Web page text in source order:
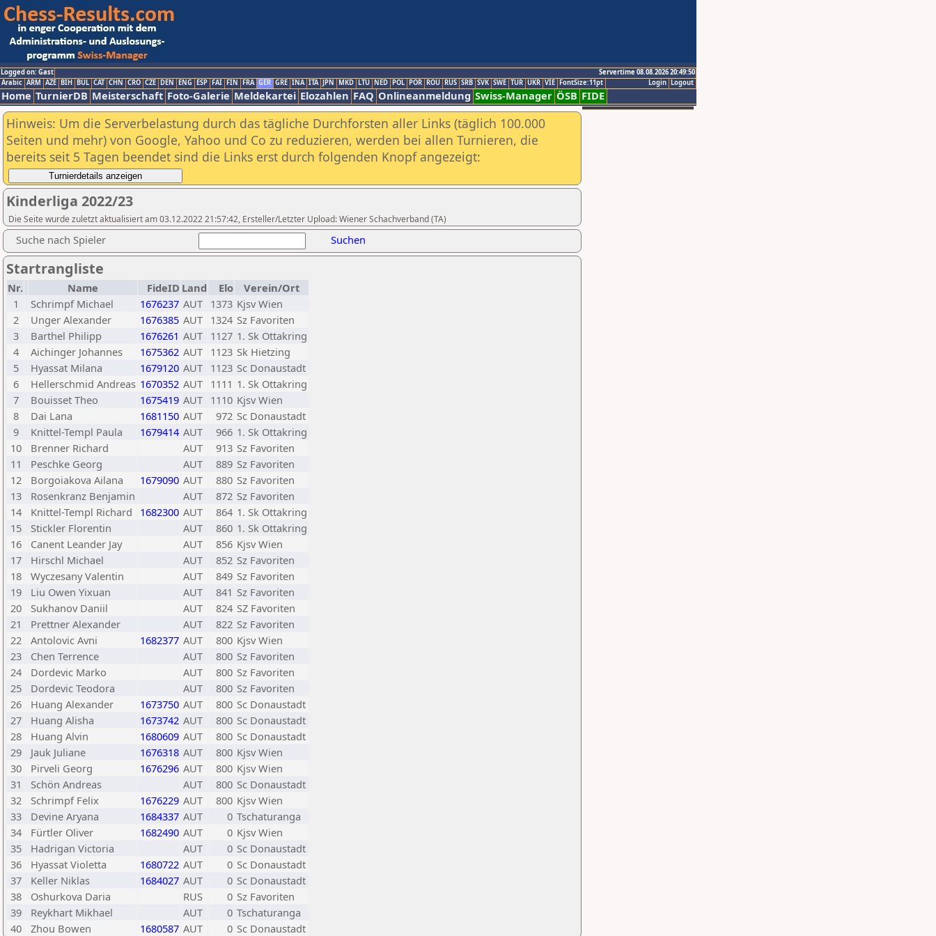
Logged on: Gast
Servertime 08.08.2026 20:49:50
Logout
Login
Arabic ARM AZE BIH BUL CAT CHN CRO CZE DEN ENG ESP FAI FIN FRA GER GRE INA ITA JPN MKD LTU NED POL POR ROU RUS SRB SVK SWE TUR UKR VIE FontSize:11pt
Home TurnierDB Meisterschaft Foto-Galerie Meldekartei Elozahlen FAQ Onlineanmeldung Swiss-Manager ÖSB FIDE
Hinweis: Um die Serverbelastung durch das tägliche Durchforsten aller Links (täglich 100.000
Seiten und mehr) von Google, Yahoo und Co zu reduzieren, werden bei allen Turnieren, die
bereits seit 5 Tagen beendet sind die Links erst durch folgenden Knopf angezeigt:
Kinderliga 2022/23
Die Seite wurde zuletzt aktualisiert am 03.12.2022 21:57:42, Ersteller/Letzter Upload: Wiener Schachverband (TA)
Suche nach Spieler Suchen
Startrangliste
Nr. Name FideID Land Elo
Verein/Ort
1
Schrimpf Michael 1676237 AUT 1373 Kjsv Wien
2
Unger Alexander 1676385 AUT 1324 Sz Favoriten
3
Barthel Philipp 1676261 AUT 1127 1. Sk Ottakring
4
Aichinger Johannes 1675362 AUT 1123 Sk Hietzing
5
Hyassat Milana 1679120 AUT 1123 Sc Donaustadt
6
Hellerschmid Andreas 1670352 AUT 1111 1. Sk Ottakring
7
Bouisset Theo 1675419 AUT 1110 Kjsv Wien
8
Dai Lana 1681150 AUT 972 Sc Donaustadt
9
Knittel-Templ Paula 1679414 AUT 966 1. Sk Ottakring
10
Brenner Richard AUT 913 Sz Favoriten
11
Peschke Georg AUT 889 Sz Favoriten
12
Borgoiakova Ailana 1679090 AUT 880 Sz Favoriten
13
Rosenkranz Benjamin AUT 872 Sz Favoriten
14
Knittel-Templ Richard 1682300 AUT 864 1. Sk Ottakring
15
Stickler Florentin AUT 860 1. Sk Ottakring
16
Canent Leander Jay AUT 856 Kjsv Wien
17
Hirschl Michael AUT 852 Sz Favoriten
18
Wyczesany Valentin AUT 849 Sz Favoriten
19
Liu Owen Yixuan AUT 841 Sz Favoriten
20
Sukhanov Daniil AUT 824 SZ Favoriten
21
Prettner Alexander AUT 822 Sz Favoriten
22
Antolovic Avni 1682377 AUT 800 Kjsv Wien
23
Chen Terrence AUT 800 Sz Favoriten
24
Dordevic Marko AUT 800 Sz Favoriten
25
Dordevic Teodora AUT 800 Sz Favoriten
26
Huang Alexander 1673750 AUT 800 Sc Donaustadt
27
Huang Alisha 1673742 AUT 800 Sc Donaustadt
28
Huang Alvin 1680609 AUT 800 Sc Donaustadt
29
Jauk Juliane 1676318 AUT 800 Kjsv Wien
30
Pirveli Georg 1676296 AUT 800 Kjsv Wien
31
Schön Andreas AUT 800 Sc Donaustadt
32
Schrimpf Felix 1676229 AUT 800 Kjsv Wien
33
Devine Aryana 1684337 AUT 0 Tschaturanga
34
Fürtler Oliver 1682490 AUT 0 Kjsv Wien
35
Hadrigan Victoria AUT 0 Sc Donaustadt
36
Hyassat Violetta 1680722 AUT 0 Sc Donaustadt
37
Keller Niklas 1684027 AUT 0 Sc Donaustadt
38
Oshurkova Daria RUS 0 Sz Favoriten
39
Reykhart Mikhael AUT 0 Tschaturanga
40
Zhou Bowen 1680587 AUT 0 Sc Donaustadt